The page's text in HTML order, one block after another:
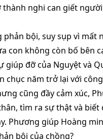
nghi can giết
phản bội, suy sụp vì mất
con không còn bố bên
giúp đỡ của Nguyệt và
chục năm trở lại với
cũng đầy cảm xúc,
tìm ra sự thật và biết
Phương giúp Hoàng
bội của chồng?